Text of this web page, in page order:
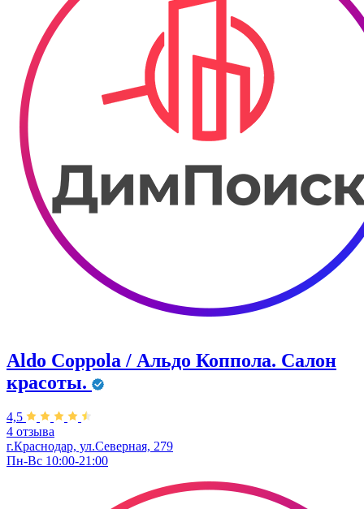
Aldo Coppola / Альдо Коппола. Салон
красоты.
4,5
4 отзыва
г.Краснодар, ул.Северная, 279
Пн-Вс 10:00-21:00